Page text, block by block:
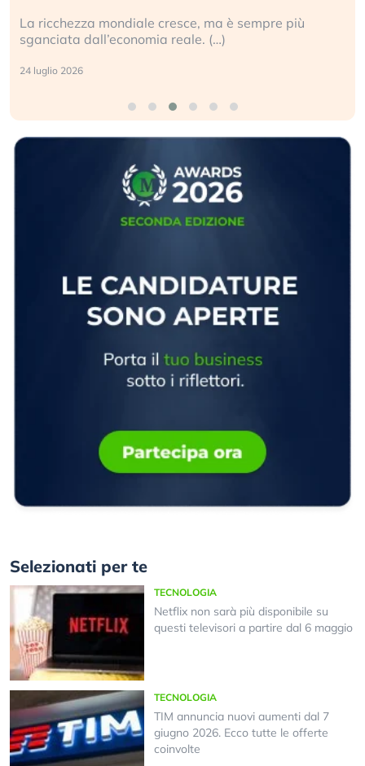
La ricchezza mondiale cresce, ma è sempre più
sganciata dall’economia reale. (…)
24 luglio 2026
Selezionati per te
TECNOLOGIA
Netflix non sarà più disponibile su
questi televisori a partire dal 6 maggio
TECNOLOGIA
TIM annuncia nuovi aumenti dal 7
giugno 2026. Ecco tutte le offerte
coinvolte